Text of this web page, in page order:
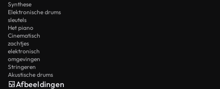
Synthese
Elektronische drums
sleutels
Het piano
Cinematisch
zachtjes
elektronisch
omgevingen
Stringeren
Akustische drums
Afbeeldingen